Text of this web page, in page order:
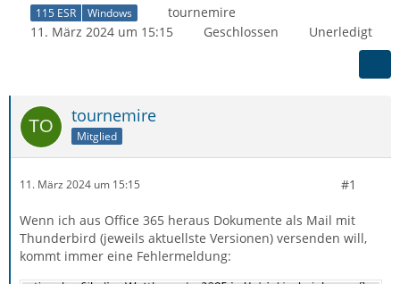
115 ESR Windows
tournemire
11. März 2024 um 15:15
Geschlossen Unerledigt
tournemire
Mitglied
11. März 2024 um 15:15 #1
Wenn ich aus Office 365 heraus Dokumente als Mail mit
Thunderbird (jeweils aktuellste Versionen) versenden will,
kommt immer eine Fehlermeldung: